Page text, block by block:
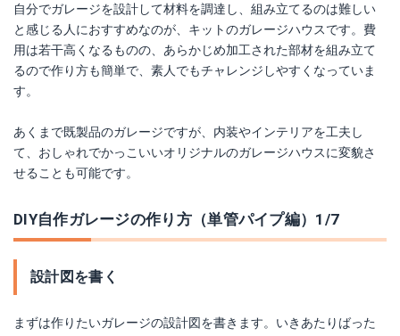
自分でガレージを設計して材料を調達し、組み立てるのは難しい
と感じる人におすすめなのが、キットのガレージハウスです。費
用は若干高くなるものの、あらかじめ加工された部材を組み立て
るので作り方も簡単で、素人でもチャレンジしやすくなっていま
す。
あくまで既製品のガレージですが、内装やインテリアを工夫し
て、おしゃれでかっこいいオリジナルのガレージハウスに変貌さ
せることも可能です。
DIY自作ガレージの作り方（単管パイプ編）1/7
設計図を書く
まずは作りたいガレージの設計図を書きます。いきあたりばった